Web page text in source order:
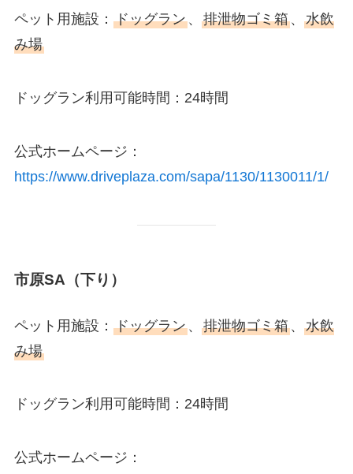
ペット用施設： ドッグラン、 排泄物ゴミ箱、 水飲
み場
ドッグラン利用可能時間：24時間
公式ホームページ：
https://www.driveplaza.com/sapa/1130/1130011/1/
市原SA（下り）
ペット用施設： ドッグラン、 排泄物ゴミ箱、 水飲
み場
ドッグラン利用可能時間：24時間
公式ホームページ：